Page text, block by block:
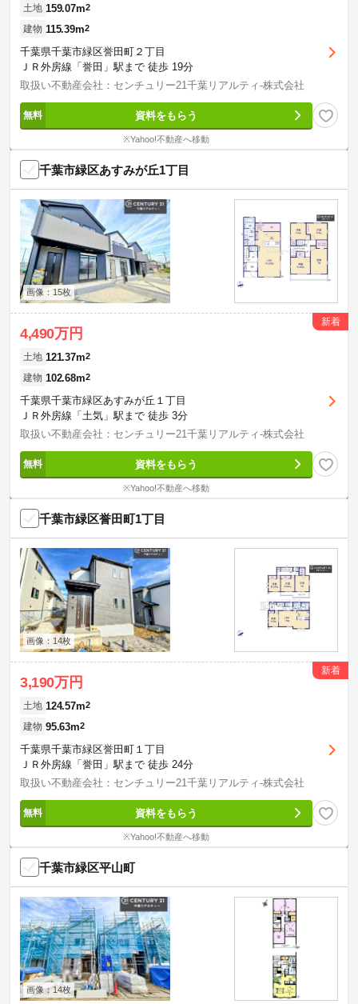
土地 159.07m2
建物 115.39m2
千葉県千葉市緑区誉田町２丁目
ＪＲ外房線「誉田」駅まで 徒歩 19分
取扱い不動産会社：センチュリー21千葉リアルティ-株式会社
資料をもらう
※Yahoo!不動産へ移動
千葉市緑区あすみが丘1丁目
画像：15枚
4,490万円
新着
土地 121.37m2
建物 102.68m2
千葉県千葉市緑区あすみが丘１丁目
ＪＲ外房線「土気」駅まで 徒歩 3分
取扱い不動産会社：センチュリー21千葉リアルティ-株式会社
資料をもらう
※Yahoo!不動産へ移動
千葉市緑区誉田町1丁目
画像：14枚
3,190万円
新着
土地 124.57m2
建物 95.63m2
千葉県千葉市緑区誉田町１丁目
ＪＲ外房線「誉田」駅まで 徒歩 24分
取扱い不動産会社：センチュリー21千葉リアルティ-株式会社
資料をもらう
※Yahoo!不動産へ移動
千葉市緑区平山町
画像：14枚